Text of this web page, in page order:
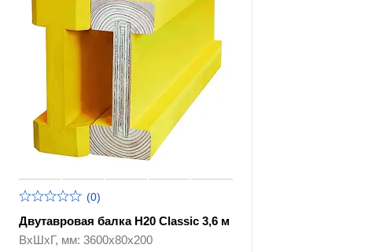
(0)
Двутавровая балка H20 Classic 3,6 м
ВхШхГ, мм: 3600x80x200